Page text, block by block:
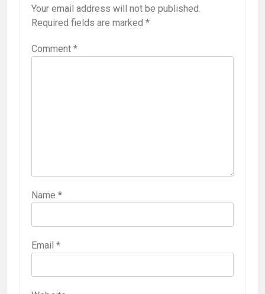
Your email address will not be published.
Required fields are marked *
Comment *
Name *
Email *